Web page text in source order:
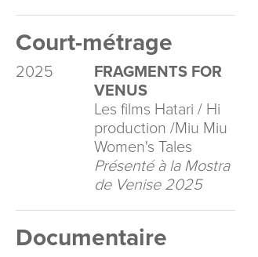
Court-métrage
2025
FRAGMENTS FOR
VENUS
Les films Hatari / Hi
production /Miu Miu
Women's Tales
Présenté à la Mostra
de Venise 2025
Documentaire